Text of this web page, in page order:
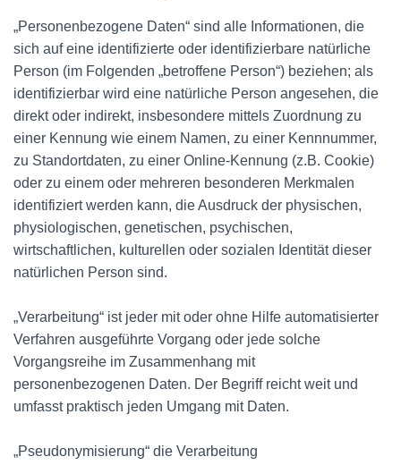
„Personenbezogene Daten“ sind alle Informationen, die
sich auf eine identifizierte oder identifizierbare natürliche
Person (im Folgenden „betroffene Person“) beziehen; als
identifizierbar wird eine natürliche Person angesehen, die
direkt oder indirekt, insbesondere mittels Zuordnung zu
einer Kennung wie einem Namen, zu einer Kennnummer,
zu Standortdaten, zu einer Online-Kennung (z.B. Cookie)
oder zu einem oder mehreren besonderen Merkmalen
identifiziert werden kann, die Ausdruck der physischen,
physiologischen, genetischen, psychischen,
wirtschaftlichen, kulturellen oder sozialen Identität dieser
natürlichen Person sind.
„Verarbeitung“ ist jeder mit oder ohne Hilfe automatisierter
Verfahren ausgeführte Vorgang oder jede solche
Vorgangsreihe im Zusammenhang mit
personenbezogenen Daten. Der Begriff reicht weit und
umfasst praktisch jeden Umgang mit Daten.
„Pseudonymisierung“ die Verarbeitung